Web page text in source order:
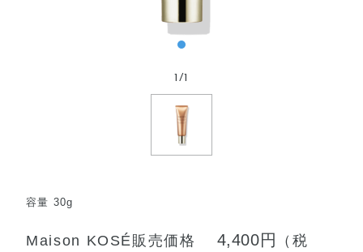
1 /1
容量 30g
Maison KOSÉ販売価格 4,400円
（税